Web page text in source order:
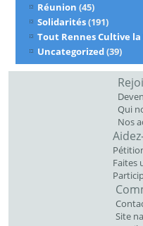
Réunion (45)
Solidarités(191)
Tout Rennes Cultive la
Uncategorized(39)
Qui
Nos
Faites
Site